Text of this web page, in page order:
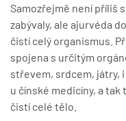
Samozřejmě není příliš
zabývaly, ale ajurvéda
čistí celý organismus.
spojena s určitým
střevem, srdcem, játry,
u čínské medicíny, a
čistí celé tělo.